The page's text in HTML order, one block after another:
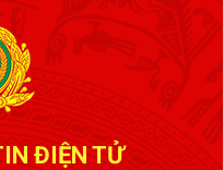
ĐIỆN TỬ